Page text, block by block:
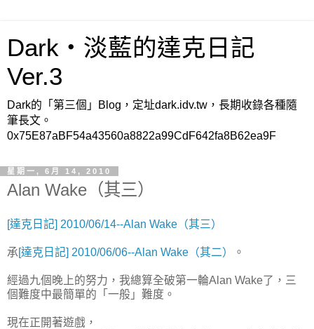
Dark‧淡藍的達克日記
Ver.3
Dark的「第三個」Blog，定址dark.idv.tw，長期收錄各種隨
筆長文。
0x75E87aBF54a43560a8822a99CdF642fa8B62ea9F
星期一, 6月 14, 2010
Alan Wake（其三）
[達克日記] 2010/06/14--Alan Wake（其三）
承[達克日記] 2010/06/06--Alan Wake（其二） 。
經過九個晚上的努力，我總算全破第一輪Alan Wake了，三
個難度中最簡單的「一般」難度。
現在正開著遊戲，